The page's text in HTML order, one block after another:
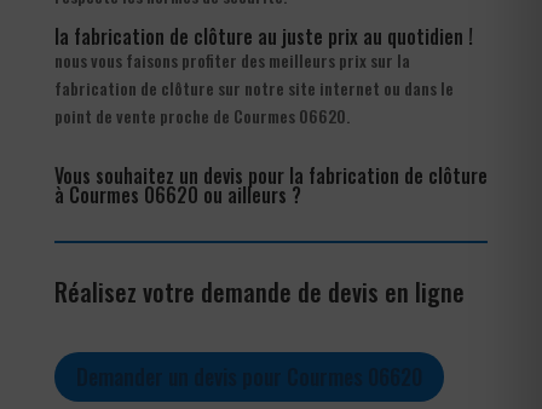
la fabrication de clôture au juste prix au quotidien !
nous vous faisons profiter des meilleurs prix sur la
fabrication de clôture sur notre site internet ou dans le
point de vente proche de Courmes 06620.
Vous souhaitez un devis pour la fabrication de clôture
à Courmes 06620 ou ailleurs ?
Réalisez votre demande de devis en ligne